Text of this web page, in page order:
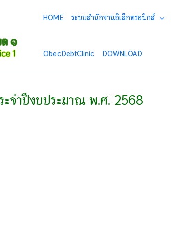
HOME ระบบสำนักงานอิเล็กทรอนิกส์
ObecDebtClinic DOWNLOAD
จำปีงบประมาณ พ.ศ. 2568